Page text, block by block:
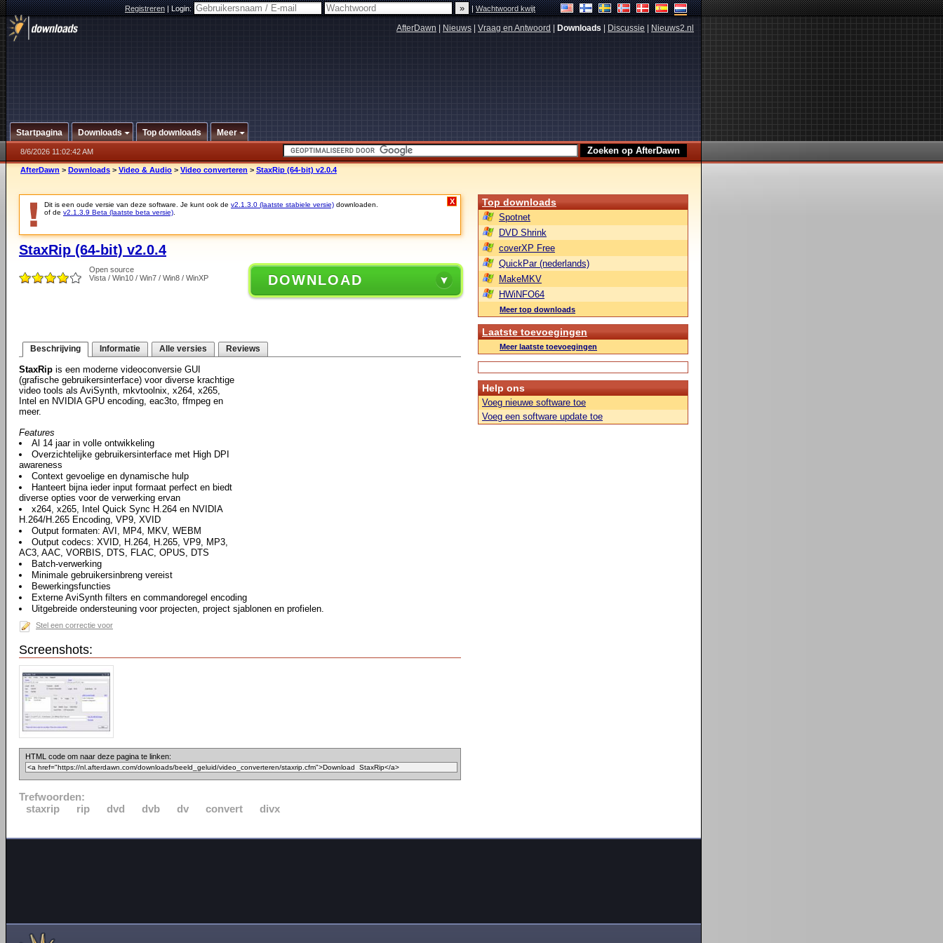
Registreren|Login: |Wachtwoord kwijt
AfterDawn Nieuws Vraag en Antwoord Downloads Discussie Nieuws2.nl
Startpagina Downloads Top downloads Meer
8/6/2026 11:02:42 AM
AfterDawn > Downloads > Video & Audio > Video converteren > StaxRip (64-bit) v2.0.4
Dit is een oude versie van deze software. Je kunt ook de v2.1.3.0 (laatste stabiele versie) downloaden.
of de v2.1.3.9 Beta (laatste beta versie)
X
StaxRip (64-bit) v2.0.4
Open source
Vista / Win10 / Win7 / Win8 / WinXP
DOWNLOAD
Beschrijving Informatie Alle versies Reviews
StaxRip is een moderne videoconversie GUI
(grafische gebruikersinterface) voor diverse krachtige
video tools als AviSynth, mkvtoolnix, x264, x265,
Intel en NVIDIA GPU encoding, eac3to, ffmpeg en
meer.
Features
Al 14 jaar in volle ontwikkeling
Overzichtelijke gebruikersinterface met High DPI
awareness
Context gevoelige en dynamische hulp
Hanteert bijna ieder input formaat perfect en biedt
diverse opties voor de verwerking ervan
x264, x265, Intel Quick Sync H.264 en NVIDIA
H.264/H.265 Encoding, VP9, XVID
Output formaten: AVI, MP4, MKV, WEBM
Output codecs: XVID, H.264, H.265, VP9, MP3,
AC3, AAC, VORBIS, DTS, FLAC, OPUS, DTS
Batch-verwerking
Minimale gebruikersinbreng vereist
Bewerkingsfuncties
Externe AviSynth filters en commandoregel encoding
Uitgebreide ondersteuning voor projecten, project sjablonen en profielen.
Stel een correctie voor
Screenshots:
HTML code om naar deze pagina te linken:
Trefwoorden:
staxrip
rip dvd dvb dv convert divx
Top downloads
Spotnet
DVD Shrink
coverXP Free
QuickPar (nederlands)
MakeMKV
HWiNFO64
Meer top downloads
Laatste toevoegingen
Meer laatste toevoegingen
Help ons
Voeg nieuwe software toe
Voeg een software update toe